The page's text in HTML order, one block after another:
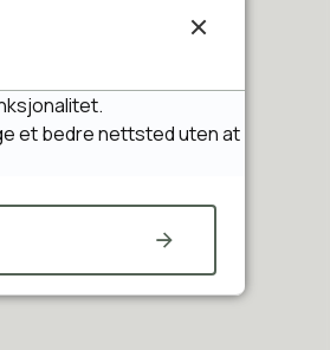
et bedre nettsted uten at